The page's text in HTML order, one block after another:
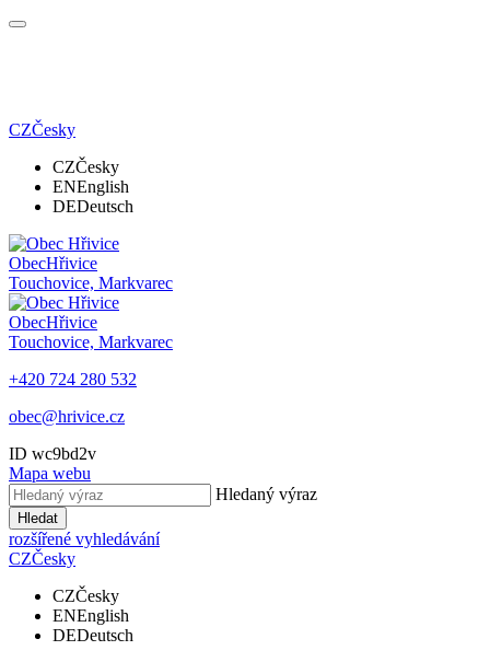
CZČesky
CZČesky
ENEnglish
DEDeutsch
ObecHřivice
Touchovice, Markvarec
ObecHřivice
Touchovice, Markvarec
+420 724 280 532
obec@hrivice.cz
ID wc9bd2v
Mapa webu
Hledaný výraz
Hledat
rozšířené vyhledávání
CZČesky
CZČesky
ENEnglish
DEDeutsch